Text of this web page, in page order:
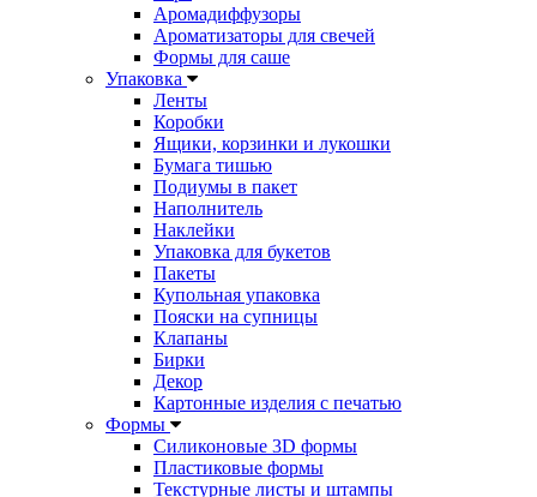
Аромадиффузоры
Ароматизаторы для свечей
Формы для саше
Упаковка
Ленты
Коробки
Ящики, корзинки и лукошки
Бумага тишью
Подиумы в пакет
Наполнитель
Наклейки
Упаковка для букетов
Пакеты
Купольная упаковка
Пояски на супницы
Клапаны
Бирки
Декор
Картонные изделия с печатью
Формы
Силиконовые 3D формы
Пластиковые формы
Текстурные листы и штампы